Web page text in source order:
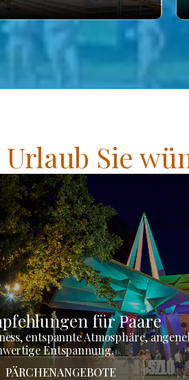
Sie
für Paare
entspannte Atmosphäre,
Entspannung.
PÄRCHENANGEBOTE